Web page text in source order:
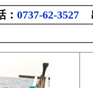
： 0737-62-3527